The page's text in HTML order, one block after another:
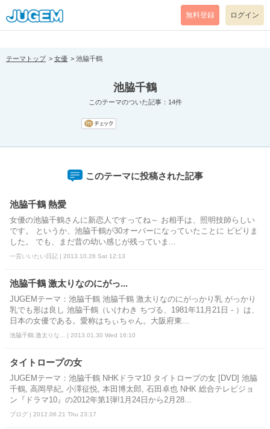
[pear_error: message="Success" code=0 mode=return level=notice
prefix="" info=""]
無料登録 ログイン
テーマトップ 女優 池脇千鶴
池脇千鶴
このテーマのついた記事：14件
このテーマに投稿された記事
池脇千鶴 熱愛
女優の池脇千鶴さんに新恋人ですってね～ お相手は、照明技師らしい
です。 というか、池脇千鶴が30オーバーになっていたことに ビビりま
した。 でも、まだ昔の幼い感じが残っていま...
一言いいたい日記 | 2013.10.26 Sat 12:13
池脇千鶴 激太りなのにがっ...
JUGEMテーマ：池脇千鶴 池脇千鶴 激太りなのにがっかり乳 がっかり
乳でも形は良し 池脇千鶴（いけわき ちづる、1981年11月21日 - ）は、
日本の女優である。愛称はちぃちゃん。大阪府東...
池脇千鶴 激太りな... | 2013.01.30 Wed 16:10
タイトロープの女
JUGEMテーマ：池脇千鶴 NHKドラマ10 タイトロープの女 [DVD] 池脇
千鶴, 高岡早紀, 小澤征悦, 本田博太郎, 石田卓也 NHK 総合テレビジョ
ン『ドラマ10』の2012年第1弾!1月24日から2月28...
ブログ | 2012.06.21 Thu 23:17